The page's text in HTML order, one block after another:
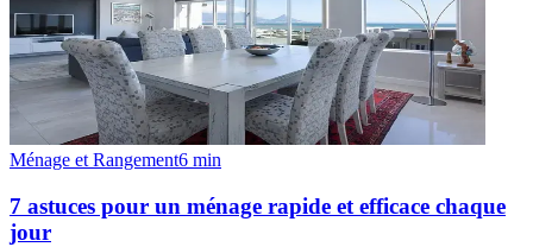
Ménage et Rangement6 min
7 astuces pour un ménage rapide et efficace chaque
jour